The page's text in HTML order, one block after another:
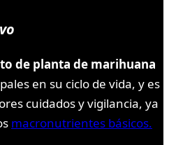
de planta de marihuana
en su ciclo de vida, y es
cuidados y vigilancia, ya
macronutrientes básicos.